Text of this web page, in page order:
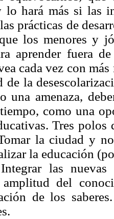
lo hará más si las
prácticas de
los menores y
aprender fuera
cada vez con
de la
una amenaza,
como una
Tres
la ciudad y
la educación
las
amplitud del
de los